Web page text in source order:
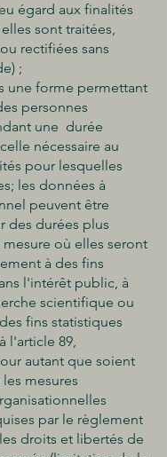
égard aux finalités
sont traitées,
rectifiées sans
;
une forme permettant
personnes
une durée
nécessaire au
pour lesquelles
les données à
peuvent être
des durées plus
où elles seront
à des fins
l'intérêt public, à
scientifique ou
fins statistiques
l'article 89,
autant que soient
mesures
par le règlement
droits et libertés de